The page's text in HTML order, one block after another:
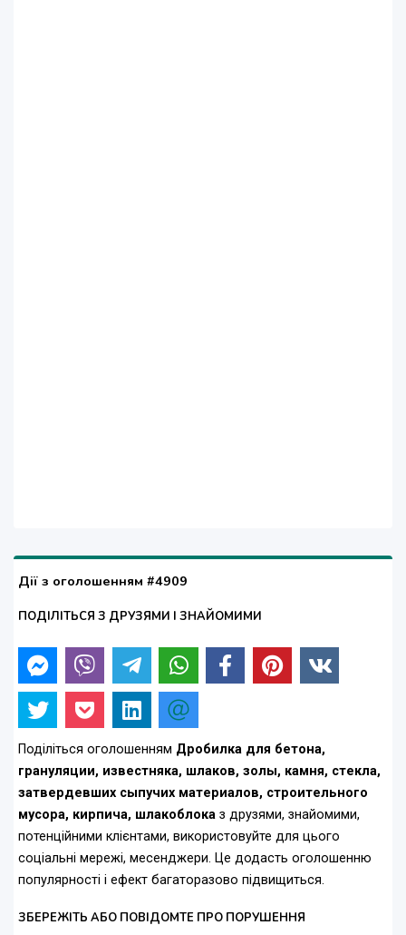
Дії з оголошенням #4909
ПОДІЛІТЬСЯ З ДРУЗЯМИ І ЗНАЙОМИМИ
Поділіться оголошенням Дробилка для бетона,
грануляции, известняка, шлаков, золы, камня, стекла,
затвердевших сыпучих материалов, строительного
мусора, кирпича, шлакоблока з друзями, знайомими,
потенційними клієнтами, використовуйте для цього
соціальні мережі, месенджери. Це додасть оголошенню
популярності і ефект багаторазово підвищиться.
ЗБЕРЕЖІТЬ АБО ПОВІДОМТЕ ПРО ПОРУШЕННЯ